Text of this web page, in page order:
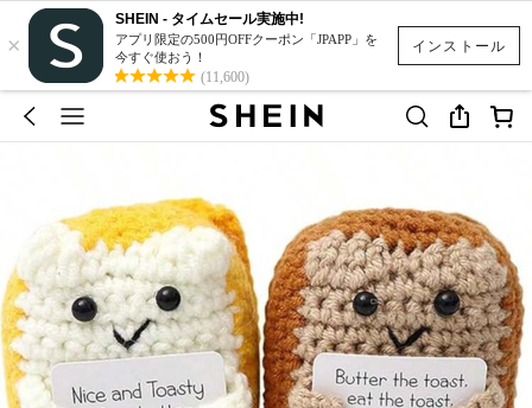
インストール
×
SHEIN - タイムセール実施中!
アプリ限定の500円OFFクーポン「JPAPP」を
今すぐ使おう！
(11,600)